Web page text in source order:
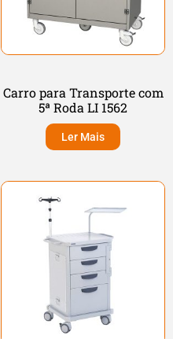
Carro para Transporte com
5ª Roda LI 1562
Ler Mais